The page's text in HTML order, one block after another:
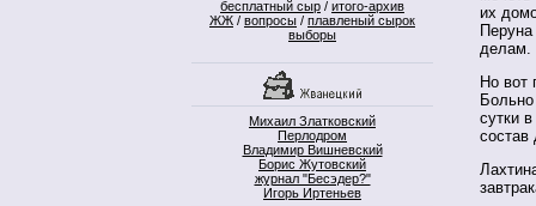
бесплатный сыр / итого-архив
ЖЖ / вопросы / плавленый сырок
выборы
Михаил Златковский
Перлодром
Владимир Вишневский
Борис Жутовский
журнал "Бесэдер?"
Игорь Иртеньев
их
делам.
Но вот
сутки
состав